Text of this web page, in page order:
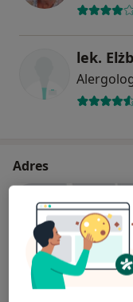
lek.
Adres